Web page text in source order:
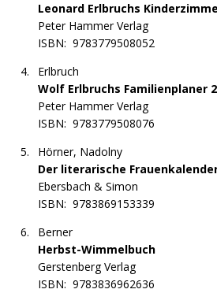
Leonard Erlbruchs
Peter Hammer Verlag
ISBN: 9783779508052
Erlbruch
Wolf Erlbruchs Familienplaner
Peter Hammer Verlag
ISBN: 9783779508076
Hörner, Nadolny
Der literarische
Ebersbach & Simon
ISBN: 9783869153339
Berner
Herbst-Wimmelbuch
Gerstenberg Verlag
ISBN: 9783836962636